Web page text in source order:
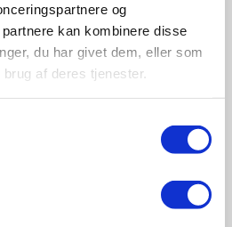
og
kan kombinere disse
du har givet dem, eller som
af deres tjenester.
FÆLLESSKAB
skitur er intet mindre end
dele min egen passion for
stået på ski før. På vores
hold, og det er fedt som
til det næste niveau